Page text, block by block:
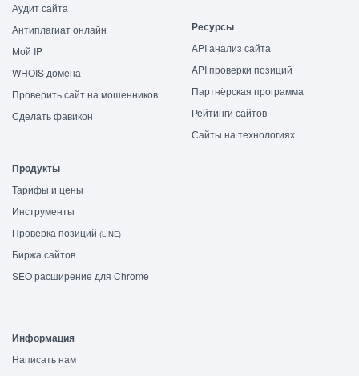
Аудит сайта
Антиплагиат онлайн
Мой IP
WHOIS домена
Проверить сайт на мошенников
Сделать фавикон
Ресурсы
API анализ сайта
API проверки позиций
Партнёрская программа
Рейтинги сайтов
Сайты на технологиях
Продукты
Тарифы и цены
Инструменты
Проверка позиций (LINE)
Биржа сайтов
SEO расширение для Chrome
Информация
Написать нам